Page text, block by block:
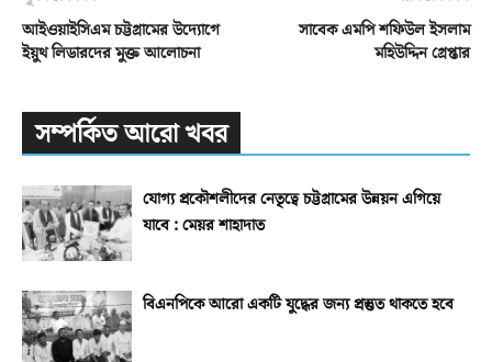
আইওয়াইসিএম চট্টগ্রামের উদ্যোগে
ইয়ুথ লিডারদের মুক্ত আলোচনা
সাবেক এমপি শফিউল ইসলাম
মহিউদ্দিন গ্রেপ্তার
সম্পর্কিত আরো খবর
যোগ্য প্রকৌশলীদের নেতৃত্বে চট্টগ্রামের উন্নয়ন এগিয়ে
যাবে : মেয়র শাহাদাত
বিএনপিকে আরো একটি যুদ্ধের জন্য প্রস্তুত থাকতে হবে